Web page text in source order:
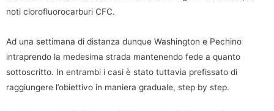
noti clorofluorocarburi CFC.
Ad una settimana di distanza dunque Washington e Pechino
intraprendo la medesima strada mantenendo fede a quanto
sottoscritto. In entrambi i casi è stato tuttavia prefissato di
raggiungere l’obiettivo in maniera graduale, step by step.